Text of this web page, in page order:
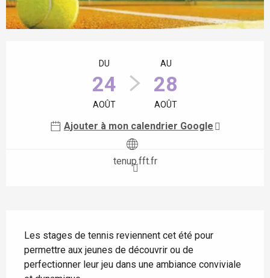
DU
24
AOÛT
AU
28
AOÛT
Ajouter à mon calendrier Google
tenup.fft.fr
Les stages de tennis reviennent cet été pour
permettre aux jeunes de découvrir ou de
perfectionner leur jeu dans une ambiance conviviale